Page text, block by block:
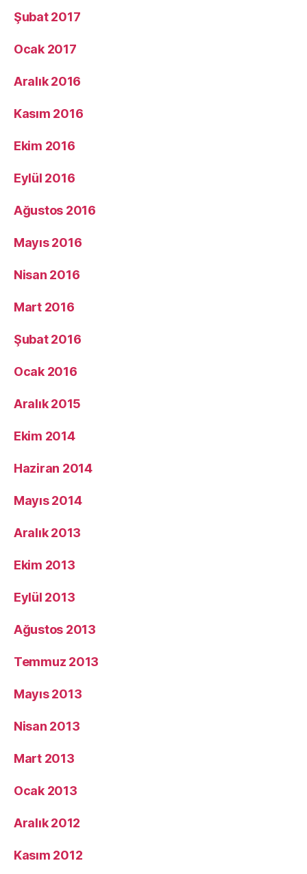
Şubat 2017
Ocak 2017
Aralık 2016
Kasım 2016
Ekim 2016
Eylül 2016
Ağustos 2016
Mayıs 2016
Nisan 2016
Mart 2016
Şubat 2016
Ocak 2016
Aralık 2015
Ekim 2014
Haziran 2014
Mayıs 2014
Aralık 2013
Ekim 2013
Eylül 2013
Ağustos 2013
Temmuz 2013
Mayıs 2013
Nisan 2013
Mart 2013
Ocak 2013
Aralık 2012
Kasım 2012